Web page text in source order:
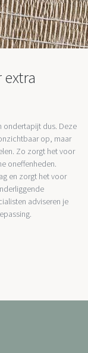
ondertapijt dus. Deze
op, maar
Zo zorgt het voor
oneffenheden.
en zorgt het voor
adviseren je